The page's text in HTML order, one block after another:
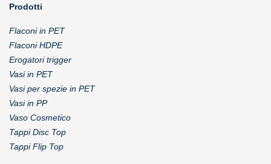
Prodotti
Flaconi in PET
Flaconi HDPE
Erogatori trigger
Vasi in PET
Vasi per spezie in PET
Vasi in PP
Vaso Cosmetico
Tappi Disc Top
Tappi Flip Top